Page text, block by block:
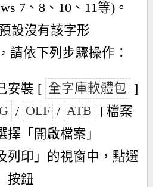
7、8、10、11等)。
設沒有該字形
請依下列步驟操作：
安裝 [ 全字庫軟體包 ]
/ OLF / ATB ] 檔案
「開啟檔案」
列印」的視窗中，點選
按鈕